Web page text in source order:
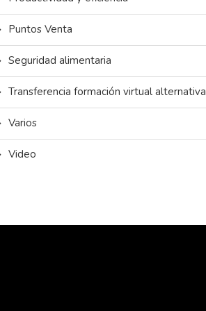
Puntos Venta
Seguridad alimentaria
Transferencia formación virtual alternativa
Varios
Video